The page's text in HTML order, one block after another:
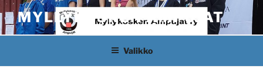
Siirry
sisältöönMYLLYKOSKEN AMPUJAT
Valikko